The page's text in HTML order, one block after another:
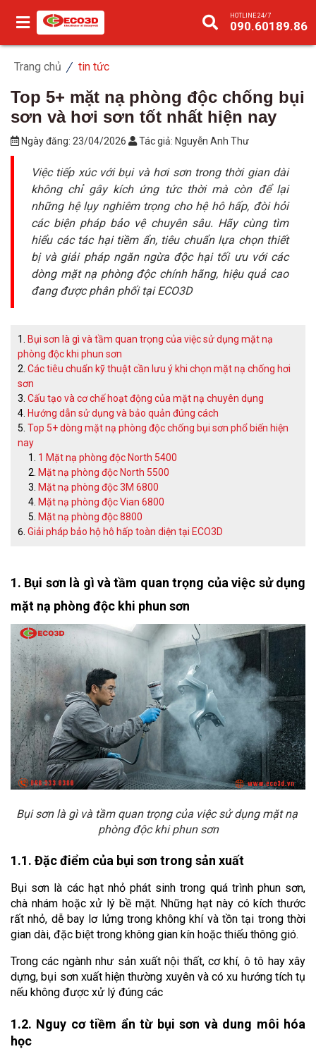
HOTLINE 24/7
090.60189.86
Trang chủ tin tức
Top 5+ mặt nạ phòng độc chống bụi
sơn và hơi sơn tốt nhất hiện nay
Ngày đăng: 23/04/2026 Tác giả: Nguyễn Anh Thư
Việc tiếp xúc với bụi và hơi sơn trong thời gian dài
không chỉ gây kích ứng tức thời mà còn để lại
những hệ lụy nghiêm trọng cho hệ hô hấp, đòi hỏi
các biện pháp bảo vệ chuyên sâu. Hãy cùng tìm
hiểu các tác hại tiềm ẩn, tiêu chuẩn lựa chọn thiết
bị và giải pháp ngăn ngừa độc hại tối ưu với các
dòng mặt nạ phòng độc chính hãng, hiệu quả cao
đang được phân phối tại ECO3D
Bụi sơn là gì và tầm quan trọng của việc sử dụng mặt nạ
phòng độc khi phun sơn
Các tiêu chuẩn kỹ thuật cần lưu ý khi chọn mặt nạ chống hơi
sơn
Cấu tạo và cơ chế hoạt động của mặt nạ chuyên dụng
Hướng dẫn sử dụng và bảo quản đúng cách
Top 5+ dòng mặt nạ phòng độc chống bụi sơn phổ biến hiện
nay
1 Mặt nạ phòng độc North 5400
Mặt nạ phòng độc North 5500
Mặt nạ phòng độc 3M 6800
Mặt nạ phòng độc Vian 6800
Mặt nạ phòng độc 8800
Giải pháp bảo hộ hô hấp toàn diện tại ECO3D
1. Bụi sơn là gì và tầm quan trọng của việc sử dụng
mặt nạ phòng độc khi phun sơn
Bụi sơn là gì và tầm quan trọng của việc sử dụng mặt nạ
phòng độc khi phun sơn
1.1. Đặc điểm của bụi sơn trong sản xuất
Bụi sơn là các hạt nhỏ phát sinh trong quá trình phun sơn,
chà nhám hoặc xử lý bề mặt. Những hạt này có kích thước
rất nhỏ, dễ bay lơ lửng trong không khí và tồn tại trong thời
gian dài, đặc biệt trong không gian kín hoặc thiếu thông gió.
Trong các ngành như sản xuất nội thất, cơ khí, ô tô hay xây
dựng, bụi sơn xuất hiện thường xuyên và có xu hướng tích tụ
nếu không được xử lý đúng các
1.2. Nguy cơ tiềm ẩn từ bụi sơn và dung môi hóa
học